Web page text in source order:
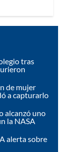
tras
de mujer
a capturarlo
alcanzó uno
la NASA
alerta sobre